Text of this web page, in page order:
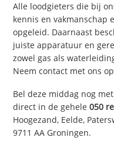
Alle loodgieters die bij
kennis en vakmanschap
opgeleid. Daarnaast
juiste apparatuur en
zowel gas als
Neem contact met ons
Bel deze middag nog
direct in de gehele050
Hoogezand, Eelde,
9711 AA Groningen.